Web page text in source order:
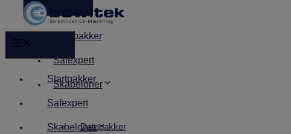
Startpakker
Safexpert
Skabeloner
Datapakker
Startpakker
Safexpert
Skabeloner